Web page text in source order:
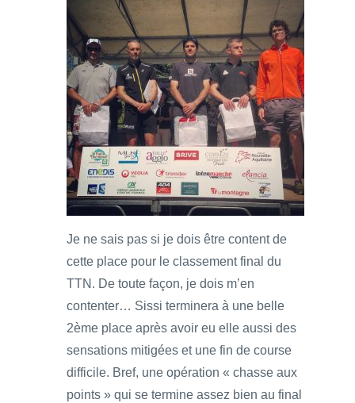
Je ne sais pas si je dois être content de
cette place pour le classement final du
TTN. De toute façon, je dois m’en
contenter… Sissi terminera à une belle
2ème place après avoir eu elle aussi des
sensations mitigées et une fin de course
difficile. Bref, une opération « chasse aux
points » qui se termine assez bien au final